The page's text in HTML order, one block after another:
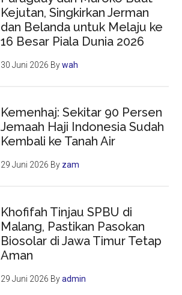
Kejutan, Singkirkan Jerman
dan Belanda untuk Melaju ke
16 Besar Piala Dunia 2026
30 Juni 2026 Bywah
Kemenhaj: Sekitar 90 Persen
Jemaah Haji Indonesia Sudah
Kembali ke Tanah Air
29 Juni 2026 By zam
Khofifah Tinjau SPBU di
Malang, Pastikan Pasokan
Biosolar di Jawa Timur Tetap
Aman
29 Juni 2026 Byadmin